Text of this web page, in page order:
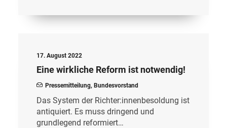
17. August 2022
Eine wirkliche Reform ist notwendig!
Pressemitteilung, Bundesvorstand
Das System der Richter:innenbesoldung ist
antiquiert. Es muss dringend und
grundlegend reformiert…